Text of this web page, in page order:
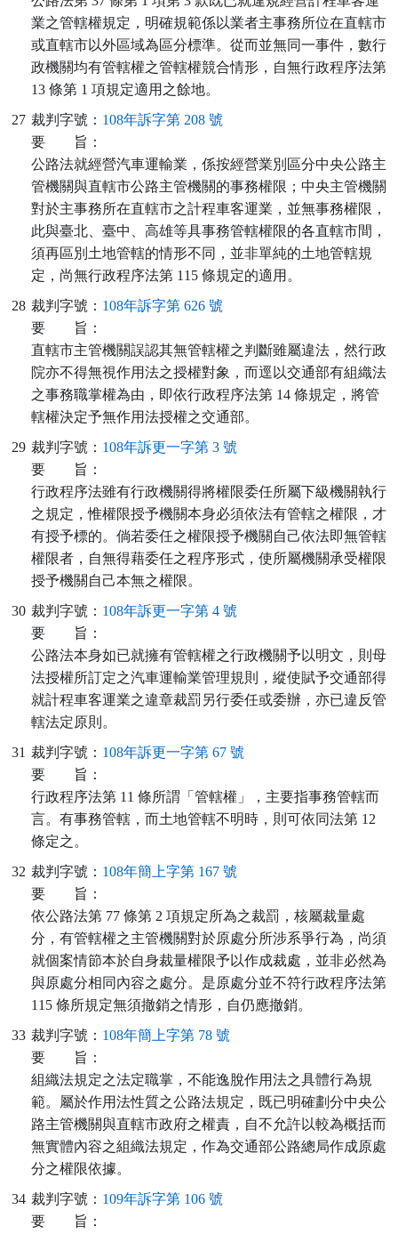
業之管轄權規定，明確規範係以業者主事務所位在直轄市
或直轄市以外區域為區分標準。從而並無同一事件，數行
政機關均有管轄權之管轄權競合情形，自無行政程序法第
13 條第 1 項規定適用之餘地。
27 裁判字號： 108年訴字第 208 號
要
旨：
公路法就經營汽車運輸業，係按經營業別區分中央公路主
管機關與直轄市公路主管機關的事務權限；中央主管機關
對於主事務所在直轄市之計程車客運業，並無事務權限，
此與臺北、臺中、高雄等具事務管轄權限的各直轄市間，
須再區別土地管轄的情形不同，並非單純的土地管轄規
定，尚無行政程序法第 115 條規定的適用。
28 裁判字號： 108年訴字第 626 號
要
旨：
直轄市主管機關誤認其無管轄權之判斷雖屬違法，然行政
院亦不得無視作用法之授權對象，而逕以交通部有組織法
之事務職掌權為由，即依行政程序法第 14 條規定，將管
轄權決定予無作用法授權之交通部。
29 裁判字號： 108年訴更一字第 3 號
要
旨：
行政程序法雖有行政機關得將權限委任所屬下級機關執行
之規定，惟權限授予機關本身必須依法有管轄之權限，才
有授予標的。倘若委任之權限授予機關自己依法即無管轄
權限者，自無得藉委任之程序形式，使所屬機關承受權限
授予機關自己本無之權限。
30 裁判字號： 108年訴更一字第 4 號
要
旨：
公路法本身如已就擁有管轄權之行政機關予以明文，則母
法授權所訂定之汽車運輸業管理規則，縱使賦予交通部得
就計程車客運業之違章裁罰另行委任或委辦，亦已違反管
轄法定原則。
31 裁判字號： 108年訴更一字第 67 號
要
旨：
行政程序法第 11 條所謂「管轄權」，主要指事務管轄而
言。有事務管轄，而土地管轄不明時，則可依同法第 12
條定之。
32 裁判字號： 108年簡上字第 167 號
要
旨：
依公路法第 77 條第 2 項規定所為之裁罰，核屬裁量處
分，有管轄權之主管機關對於原處分所涉系爭行為，尚須
就個案情節本於自身裁量權限予以作成裁處，並非必然為
與原處分相同內容之處分。是原處分並不符行政程序法第
115 條所規定無須撤銷之情形，自仍應撤銷。
33 裁判字號： 108年簡上字第 78 號
要
旨：
組織法規定之法定職掌，不能逸脫作用法之具體行為規
範。屬於作用法性質之公路法規定，既已明確劃分中央公
路主管機關與直轄市政府之權責，自不允許以較為概括而
無實體內容之組織法規定，作為交通部公路總局作成原處
分之權限依據。
34 裁判字號： 109年訴字第 106 號
要
旨：